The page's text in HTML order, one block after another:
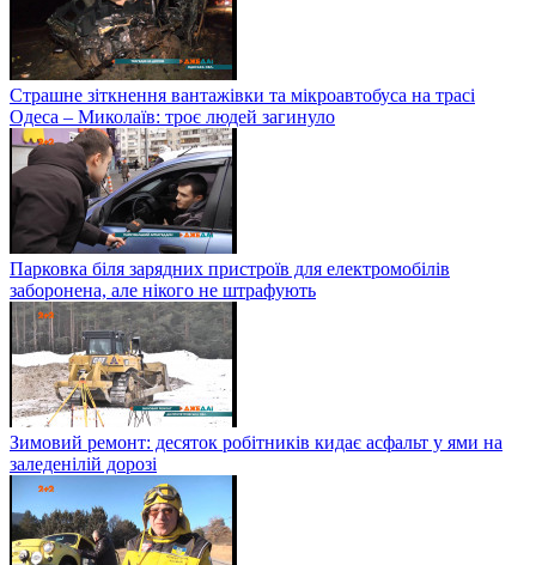
Страшне зіткнення вантажівки та мікроавтобуса на трасі
Одеса – Миколаїв: троє людей загинуло
Парковка біля зарядних пристроїв для електромобілів
заборонена, але нікого не штрафують
Зимовий ремонт: десяток робітників кидає асфальт у ями на
заледенілій дорозі